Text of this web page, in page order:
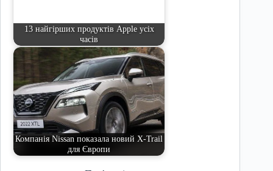
13 найгірших продуктів Apple усіх
часів
Компанія Nissan показала новий X-Trail
для Європи